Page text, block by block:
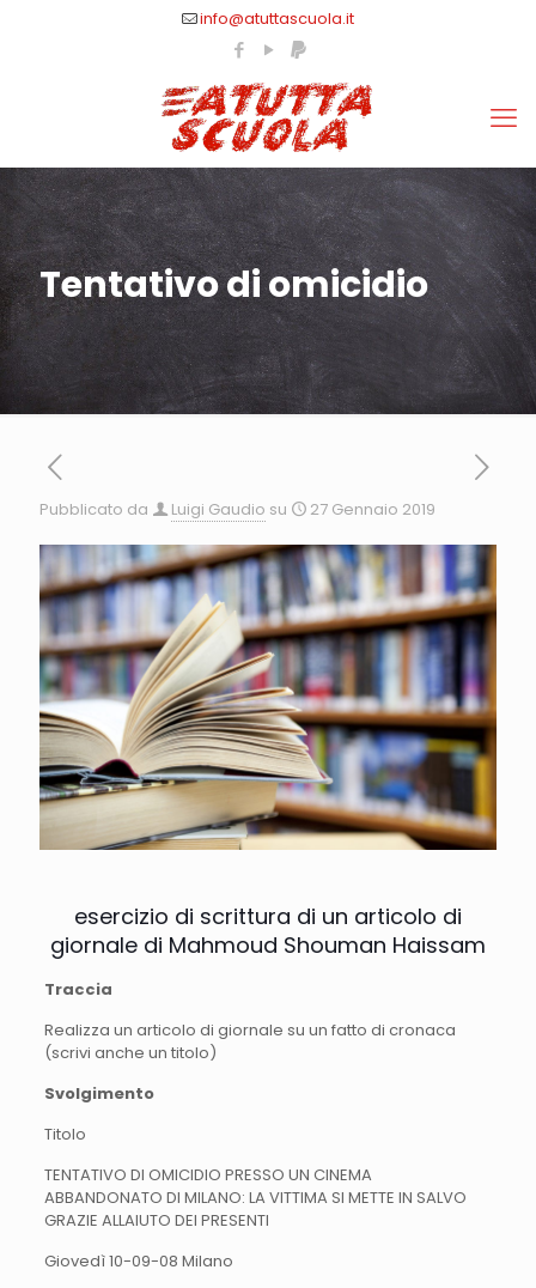
info@atuttascuola.it
Tentativo di omicidio
Pubblicato da Luigi Gaudio su 27 Gennaio 2019
esercizio di scrittura di un articolo di
giornale di Mahmoud Shouman Haissam
Traccia
Realizza un articolo di giornale su un fatto di cronaca
(scrivi anche un titolo)
Svolgimento
Titolo
TENTATIVO DI OMICIDIO PRESSO UN CINEMA
ABBANDONATO DI MILANO: LA VITTIMA SI METTE IN SALVO
GRAZIE ALLAIUTO DEI PRESENTI
Giovedì 10-09-08 Milano